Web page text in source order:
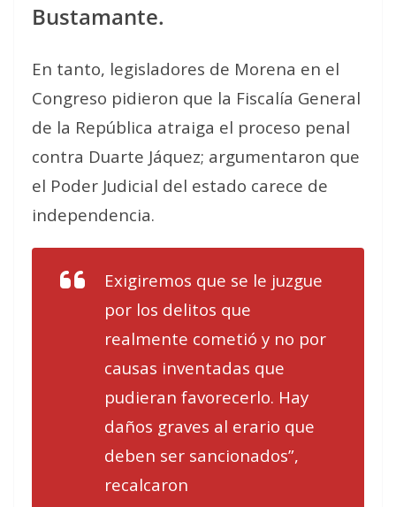
Bustamante.
En tanto, legisladores de Morena en el
Congreso pidieron que la Fiscalía General
de la República atraiga el proceso penal
contra Duarte Jáquez; argumentaron que
el Poder Judicial del estado carece de
independencia.
Exigiremos que se le juzgue
por los delitos que
realmente cometió y no por
causas inventadas que
pudieran favorecerlo. Hay
daños graves al erario que
deben ser sancionados”,
recalcaron